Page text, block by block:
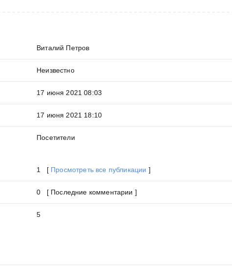
Виталий Петров
Неизвестно
17 июня 2021 08:03
17 июня 2021 18:10
Посетители
1 [ Просмотреть все публикации ]
0 [ Последние комментарии ]
5